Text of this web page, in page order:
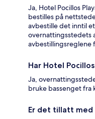
Ja, Hotel Pocillos
bestilles på
avbestille det inntil
overnattingsstedets
avbestillingsreglene
Har Hotel
Ja,
bruke bassenget fra
Er det tillatt med